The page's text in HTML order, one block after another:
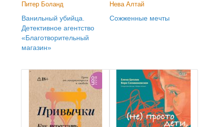
Питер Боланд
Ванильный убийца.
Детективное агентство
«Благотворительный
магазин»
Нева Алтай
Сожженные мечты